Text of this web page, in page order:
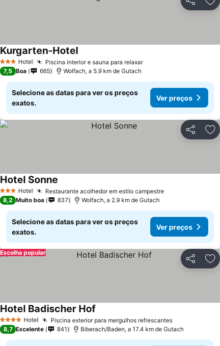
Partilhar
3 EstrelasHotel Piscina interior e sauna para relaxar
Kurgarten-Hotel
7,5 Boa 665 Wolfach, a 5.9 km de Gutach
Selecione as datas para ver os preços
exatos.
Ver preços
Partilhar
3 EstrelasHotel Restaurante acolhedor em estilo campestre
Hotel Sonne
8,2 Muito boa 837 Wolfach, a 2.9 km de Gutach
Selecione as datas para ver os preços
exatos.
Ver preços
Partilhar
Escolha popular
4 EstrelasHotel Piscina exterior para mergulhos refrescantes
Hotel Badischer Hof
8,7 Excelente 841 Biberach/Baden, a 17.4 km de Gutach